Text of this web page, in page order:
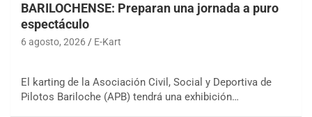
BARILOCHENSE: Preparan una jornada a puro
espectáculo
6 agosto, 2026 E-Kart
El karting de la Asociación Civil, Social y Deportiva de
Pilotos Bariloche (APB) tendrá una exhibición…